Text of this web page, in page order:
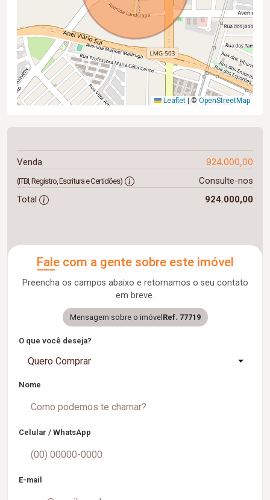
Leaflet © OpenStreetMap
Venda 924.000,00
(ITBI, Registro, Escritura e Certidões)
Consulte-nos
Total
924.000,00
Fale com a gente sobre este imóvel
Preencha os campos abaixo e retornamos o seu contato
em breve.
Mensagem sobre o imóvel Ref. 77719
O que você deseja?
Quero Comprar
Nome
Celular / WhatsApp
E-mail